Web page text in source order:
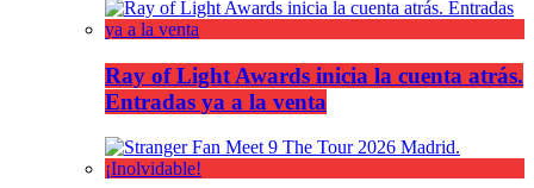
Ray of Light Awards inicia la cuenta atrás.
Entradas ya a la venta